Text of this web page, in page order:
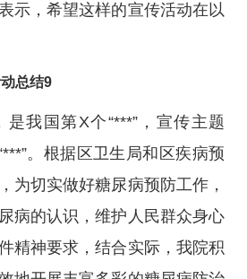
示，希望这样的宣传活动在以
总结9
是我国第X个“***”，宣传主题
。根据区卫生局和区疾病预
为切实做好糖尿病预防工作，
病的认识，维护人民群众身心
精神要求，结合实际，我院积